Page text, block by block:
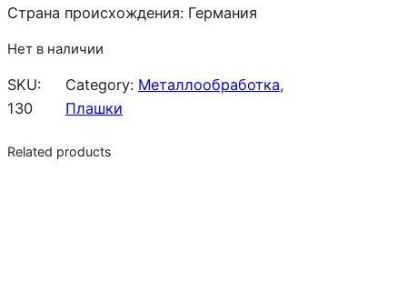
Страна происхождения: Германия
Нет в наличии
SKU:
130
Category: Металлообработка
Плашки
Related products